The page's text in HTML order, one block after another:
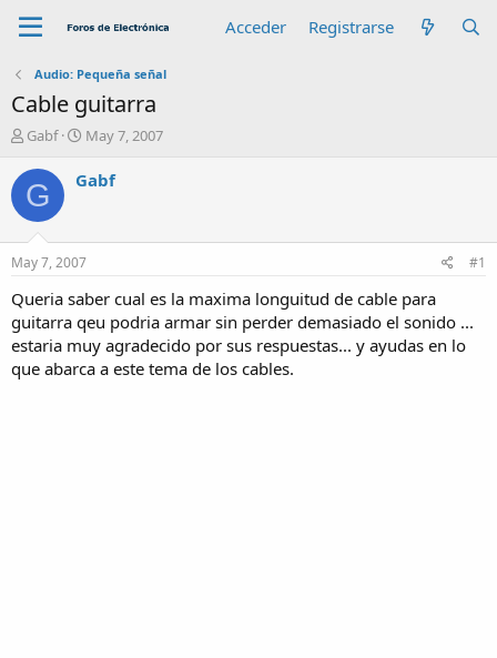
Acceder Registrarse
Audio: Pequeña señal
Cable guitarra
A
t
o
r
Gabf
F
c
e
n
c
i
o
May 7, 2007
G Gabf
May 7, 2007 #1
Queria saber cual es la maxima longuitud de cable para
guitarra qeu podria armar sin perder demasiado el sonido ...
estaria muy agradecido por sus respuestas... y ayudas en lo
que abarca a este tema de los cables.